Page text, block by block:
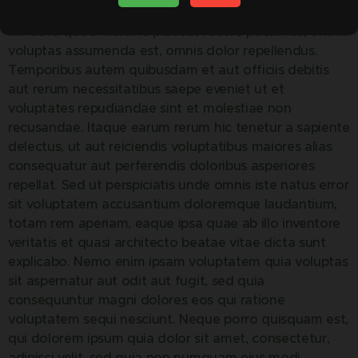
nobis est eligendi optio cumque nihil impedit quo
voluptas assumenda est, omnis dolor repellendus.
Temporibus autem quibusdam et aut officiis debitis
aut rerum necessitatibus saepe eveniet ut et
voluptates repudiandae sint et molestiae non
recusandae. Itaque earum rerum hic tenetur a sapiente
delectus, ut aut reiciendis voluptatibus maiores alias
consequatur aut perferendis doloribus asperiores
repellat. Sed ut perspiciatis unde omnis iste natus error
sit voluptatem accusantium doloremque laudantium,
totam rem aperiam, eaque ipsa quae ab illo inventore
veritatis et quasi architecto beatae vitae dicta sunt
explicabo. Nemo enim ipsam voluptatem quia voluptas
sit aspernatur aut odit aut fugit, sed quia
consequuntur magni dolores eos qui ratione
voluptatem sequi nesciunt. Neque porro quisquam est,
qui dolorem ipsum quia dolor sit amet, consectetur,